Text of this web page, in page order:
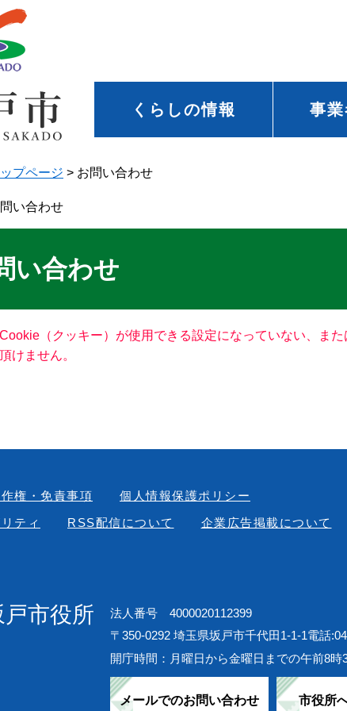
くらしの情報 事
ップページ > お問い合わせ
い合わせ
い合わせ
（クッキー）が使用できる設定になっていない、ま
けません。
権・免責事項
個人情報保護ポリシー
ティ
RSS配信について 企業広告掲載について
戸市役所
法人番号 4000020112399
〒350-0292 埼玉県坂戸市千代田1-1-1電話
開庁時間：月曜日から金曜日までの午前8
メールでのお問い合わせ 市役所